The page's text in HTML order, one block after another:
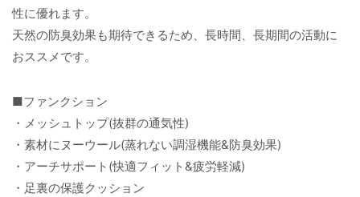
性に優れます。
天然の防臭効果も期待できるため、長時間、長期間の活動に
おススメです。
■ファンクション
・メッシュトップ(抜群の通気性)
・素材にヌーウール(蒸れない調湿機能&防臭効果)
・アーチサポート(快適フィット&疲労軽減)
・足裏の保護クッション